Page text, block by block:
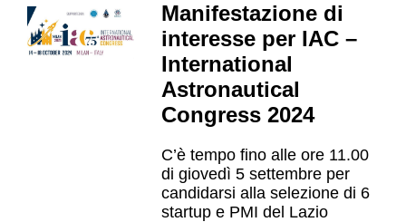
Manifestazione di
interesse per IAC –
International
Astronautical
Congress 2024
C’è tempo fino alle ore 11.00
di giovedì 5 settembre per
candidarsi alla selezione di 6
startup e PMI del Lazio